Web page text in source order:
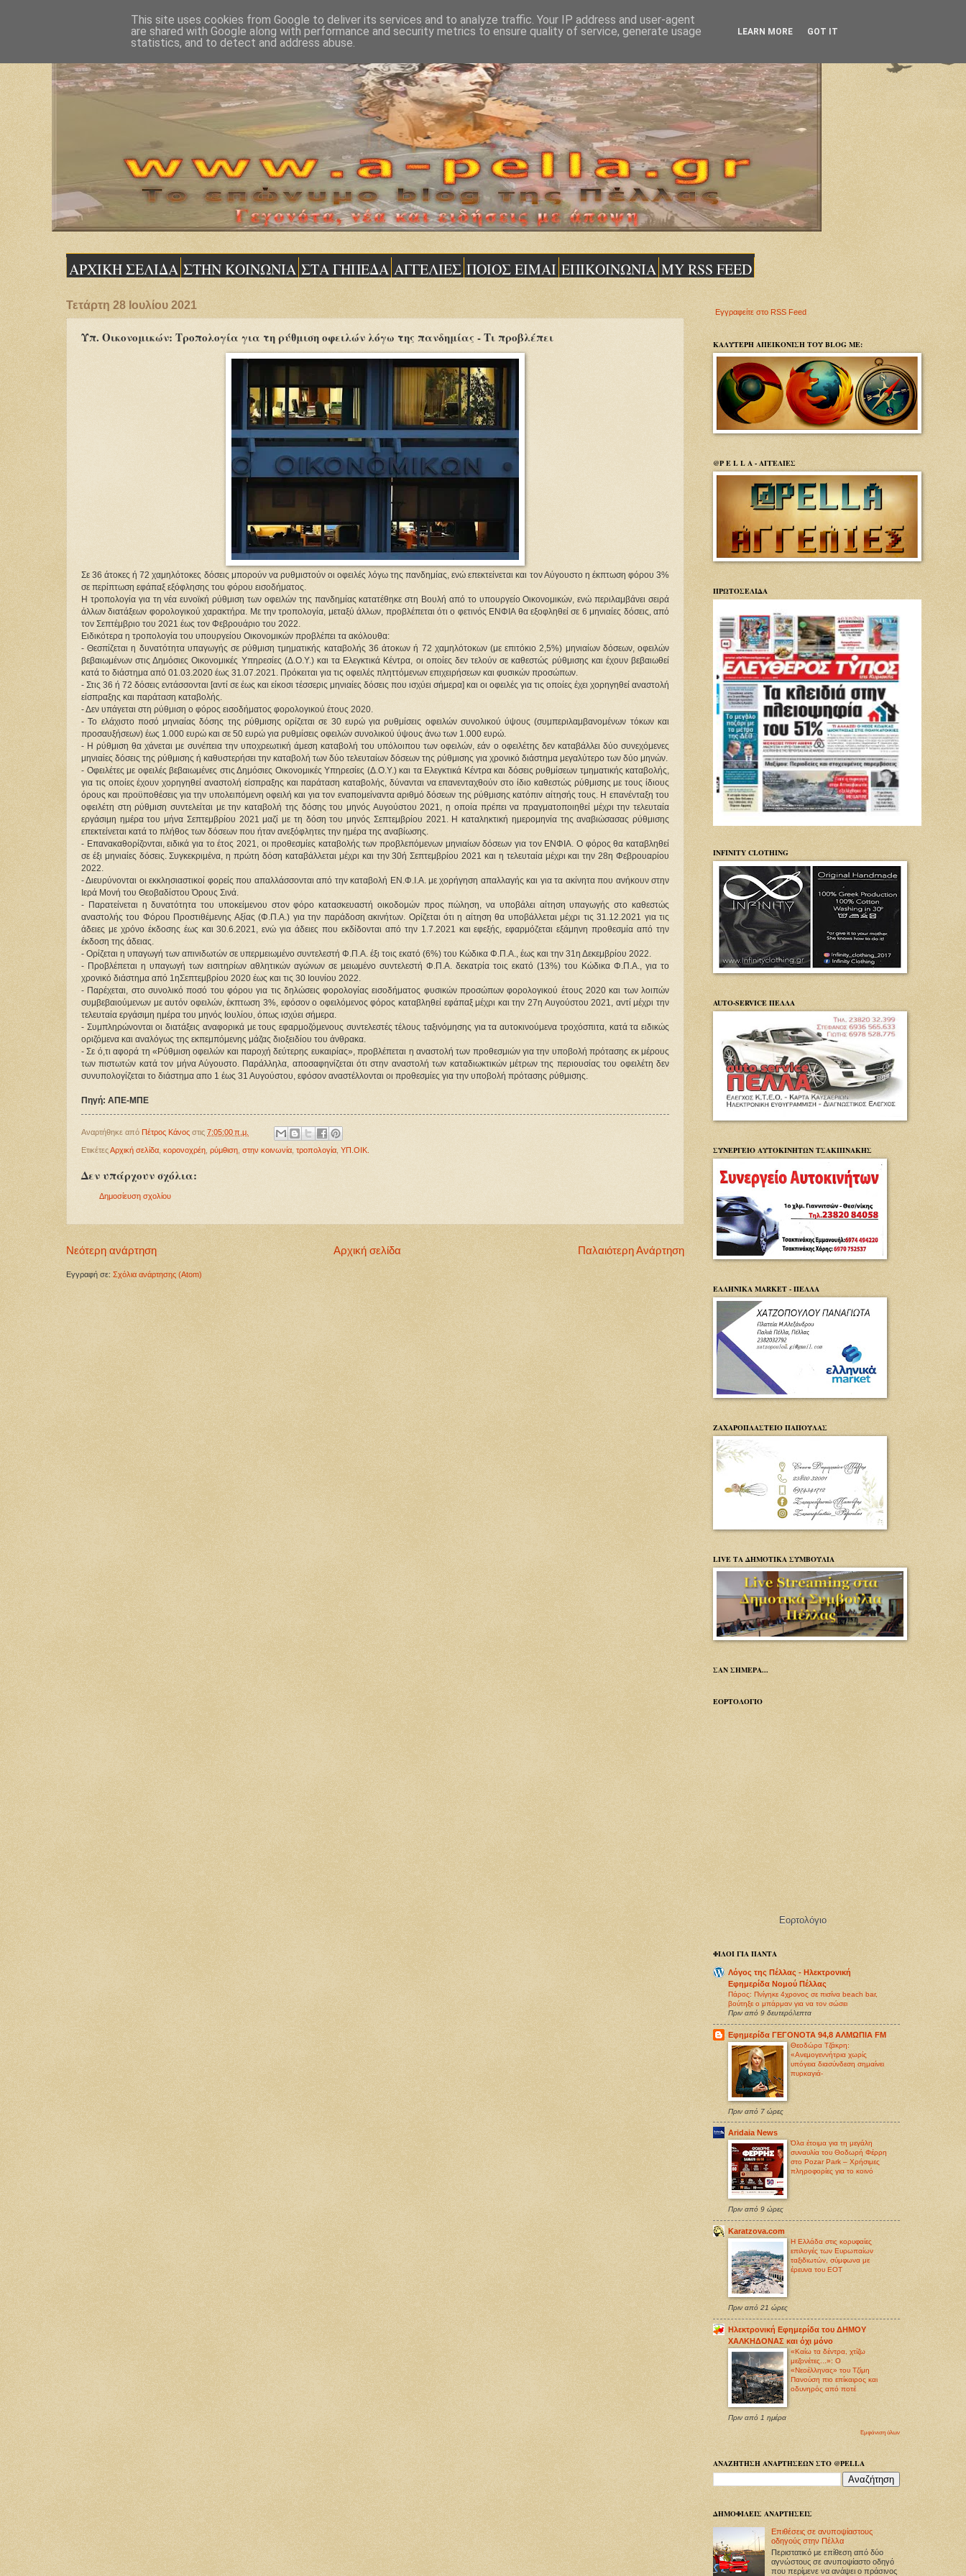
ΑΡΧΙΚΗ ΣΕΛΙΔΑ ΣΤΗΝ ΚΟΙΝΩΝΙΑ ΣΤΑ ΓΗΠΕΔΑ ΑΓΓΕΛΙΕΣ ΠΟΙΟΣ ΕΙΜΑΙ ΕΠΙΚΟΙΝΩΝΙΑ MY RSS FEED
Τετάρτη 28 Ιουλίου 2021
Υπ. Οικονομικών: Τροπολογία για τη ρύθμιση οφειλών λόγω της πανδημίας - Τι προβλέπει
Σε 36 άτοκες ή 72 χαμηλότοκες δόσεις μπορούν να ρυθμιστούν οι οφειλές λόγω της πανδημίας, ενώ επεκτείνεται και τον Αύγουστο η έκπτωση φόρου 3%
σε περίπτωση εφάπαξ εξόφλησης του φόρου εισοδήματος.
Η τροπολογία για τη νέα ευνοϊκή ρύθμιση των οφειλών της πανδημίας κατατέθηκε στη Βουλή από το υπουργείο Οικονομικών, ενώ περιλαμβάνει σειρά
άλλων διατάξεων φορολογικού χαρακτήρα. Με την τροπολογία, μεταξύ άλλων, προβλέπεται ότι ο φετινός ΕΝΦΙΑ θα εξοφληθεί σε 6 μηνιαίες δόσεις, από
τον Σεπτέμβριο του 2021 έως τον Φεβρουάριο του 2022.
Ειδικότερα η τροπολογία του υπουργείου Οικονομικών προβλέπει τα ακόλουθα:
- Θεσπίζεται η δυνατότητα υπαγωγής σε ρύθμιση τμηματικής καταβολής 36 άτοκων ή 72 χαμηλότοκων (με επιτόκιο 2,5%) μηνιαίων δόσεων, οφειλών
βεβαιωμένων στις Δημόσιες Οικονομικές Υπηρεσίες (Δ.Ο.Υ.) και τα Ελεγκτικά Κέντρα, οι οποίες δεν τελούν σε καθεστώς ρύθμισης και έχουν βεβαιωθεί
κατά το διάστημα από 01.03.2020 έως 31.07.2021. Πρόκειται για τις οφειλές πληττόμενων επιχειρήσεων και φυσικών προσώπων.
​- Στις 36 ή 72 δόσεις εντάσσονται [αντί σε έως και είκοσι τέσσερις μηνιαίες δόσεις που ισχύει σήμερα] και οι οφειλές για τις οποίες έχει χορηγηθεί αναστολή
είσπραξης και παράταση καταβολής.
- Δεν υπάγεται στη ρύθμιση ο φόρος εισοδήματος φορολογικού έτους 2020.
- Το ελάχιστο ποσό μηνιαίας δόσης της ρύθμισης ορίζεται σε 30 ευρώ για ρυθμίσεις οφειλών συνολικού ύψους (συμπεριλαμβανομένων τόκων και
προσαυξήσεων) έως 1.000 ευρώ και σε 50 ευρώ για ρυθμίσεις οφειλών συνολικού ύψους άνω των 1.000 ευρώ.
- Η ρύθμιση θα χάνεται με συνέπεια την υποχρεωτική άμεση καταβολή του υπόλοιπου των οφειλών, εάν ο οφειλέτης δεν καταβάλλει δύο συνεχόμενες
μηνιαίες δόσεις της ρύθμισης ή καθυστερήσει την καταβολή των δύο τελευταίων δόσεων της ρύθμισης για χρονικό διάστημα μεγαλύτερο των δύο μηνών.
- Οφειλέτες με οφειλές βεβαιωμένες στις Δημόσιες Οικονομικές Υπηρεσίες (Δ.Ο.Υ.) και τα Ελεγκτικά Κέντρα και δόσεις ρυθμίσεων τμηματικής καταβολής,
για τις οποίες έχουν χορηγηθεί αναστολή είσπραξης και παράταση καταβολής, δύνανται να επανενταχθούν στο ίδιο καθεστώς ρύθμισης με τους ίδιους
όρους και προϋποθέσεις για την υπολειπόμενη οφειλή και για τον εναπομείναντα αριθμό δόσεων της ρύθμισης κατόπιν αίτησής τους. Η επανένταξη του
οφειλέτη στη ρύθμιση συντελείται με την καταβολή της δόσης του μηνός Αυγούστου 2021, η οποία πρέπει να πραγματοποιηθεί μέχρι την τελευταία
εργάσιμη ημέρα του μήνα Σεπτεμβρίου 2021 μαζί με τη δόση του μηνός Σεπτεμβρίου 2021. Η καταληκτική ημερομηνία της αναβιώσασας ρύθμισης
επεκτείνεται κατά το πλήθος των δόσεων που ήταν ανεξόφλητες την ημέρα της αναβίωσης.
- Επανακαθορίζονται, ειδικά για το έτος 2021, οι προθεσμίες καταβολής των προβλεπόμενων μηνιαίων δόσεων για τον ΕΝΦΙΑ. Ο φόρος θα καταβληθεί
σε έξι μηνιαίες δόσεις. Συγκεκριμένα, η πρώτη δόση καταβάλλεται μέχρι και την 30ή Σεπτεμβρίου 2021 και η τελευταία μέχρι και την 28η Φεβρουαρίου
2022.
- Διευρύνονται οι εκκλησιαστικοί φορείς που απαλλάσσονται από την καταβολή ΕΝ.Φ.Ι.Α. με χορήγηση απαλλαγής και για τα ακίνητα που ανήκουν στην
Ιερά Μονή του Θεοβαδίστου Όρους Σινά.
- Παρατείνεται η δυνατότητα του υποκείμενου στον φόρο κατασκευαστή οικοδομών προς πώληση, να υποβάλει αίτηση υπαγωγής στο καθεστώς
αναστολής του Φόρου Προστιθέμενης Αξίας (Φ.Π.Α.) για την παράδοση ακινήτων. Ορίζεται ότι η αίτηση θα υποβάλλεται μέχρι τις 31.12.2021 για τις
άδειες με χρόνο έκδοσης έως και 30.6.2021, ενώ για άδειες που εκδίδονται από την 1.7.2021 και εφεξής, εφαρμόζεται εξάμηνη προθεσμία από την
έκδοση της άδειας.
- Ορίζεται η υπαγωγή των απινιδωτών σε υπερμειωμένο συντελεστή Φ.Π.Α. έξι τοις εκατό (6%) του Κώδικα Φ.Π.Α., έως και την 31η Δεκεμβρίου 2022.
- Προβλέπεται η υπαγωγή των εισιτηρίων αθλητικών αγώνων σε μειωμένο συντελεστή Φ.Π.Α. δεκατρία τοις εκατό (13%) του Κώδικα Φ.Π.Α., για το
χρονικό διάστημα από 1ηΣεπτεμβρίου 2020 έως και τις 30 Ιουνίου 2022.
- Παρέχεται, στο συνολικό ποσό του φόρου για τις δηλώσεις φορολογίας εισοδήματος φυσικών προσώπων φορολογικού έτους 2020 και των λοιπών
συμβεβαιούμενων με αυτόν οφειλών, έκπτωση 3%, εφόσον ο οφειλόμενος φόρος καταβληθεί εφάπαξ μέχρι και την 27η Αυγούστου 2021, αντί μέχρι την
τελευταία εργάσιμη ημέρα του μηνός Ιουλίου, όπως ισχύει σήμερα. ​​​​​ ​​​
- Συμπληρώνονται οι διατάξεις αναφορικά με τους εφαρμοζόμενους συντελεστές τέλους ταξινόμησης για τα αυτοκινούμενα τροχόσπιτα, κατά τα ειδικώς
οριζόμενα και αναλόγως της εκπεμπόμενης μάζας διοξειδίου του άνθρακα.
- Σε ό,τι αφορά τη «Ρύθμιση οφειλών και παροχή δεύτερης ευκαιρίας», προβλέπεται η αναστολή των προθεσμιών για την υποβολή πρότασης εκ μέρους
των πιστωτών κατά τον μήνα Αύγουστο. Παράλληλα, αποσαφηνίζεται ότι στην αναστολή των καταδιωκτικών μέτρων της περιουσίας του οφειλέτη δεν
συνυπολογίζεται το διάστημα απο 1 έως 31 Αυγούστου, εφόσον αναστέλλονται οι προθεσμίες για την υποβολή πρότασης ρύθμισης.
Πηγή: ΑΠΕ-ΜΠΕ
Αναρτήθηκε από Πέτρος Κάνος στις 7:05:00 π.μ.
ΕτικέτεςΑρχική σελίδα κορονοχρέη ρύμθιση στην κοινωνία τροπολογία ΥΠ.ΟΙΚ.
Δεν υπάρχουν σχόλια:
Δημοσίευση σχολίου
Νεότερη ανάρτηση Παλαιότερη Ανάρτηση
Αρχική σελίδα
Εγγραφή σε: Σχόλια ανάρτησης (Atom)
Εγγραφείτε στο RSS Feed
ΚΑΛΥΤΕΡΗ ΑΠΕΙΚΟΝΙΣΗ ΤΟΥ BLOG ΜΕ:
@P E L L A - ΑΓΓΕΛΙΕΣ
ΠΡΩΤΟΣΕΛΙΔΑ
INFINITY CLOTHING
AUTO-SERVICE ΠΕΛΛΑ
ΣΥΝΕΡΓΕΙΟ ΑΥΤΟΚΙΝΗΤΩΝ ΤΣΑΚΠΙΝΑΚΗΣ
ΕΛΛΗΝΙΚΑ MARKET - ΠΕΛΛΑ
ΖΑΧΑΡΟΠΛΑΣΤΕΙΟ ΠΑΠΟΥΛΑΣ
LIVE ΤΑ ΔΗΜΟΤΙΚΑ ΣΥΜΒΟΥΛΙΑ
ΣΑΝ ΣΗΜΕΡΑ...
ΕΟΡΤΟΛΟΓΙΟ
Εορτολόγιο
ΦΙΛΟΙ ΓΙΑ ΠΑΝΤΑ
Λόγος της Πέλλας - Ηλεκτρονική
Εφημερίδα Νομού Πέλλας
Πάρος: Πνίγηκε 4χρονος σε πισίνα beach bar,
βούτηξε ο μπάρμαν για να τον σώσει
Πριν από 9 δευτερόλεπτα
Εφημερίδα ΓΕΓΟΝΟΤΑ 94,8 ΑΛΜΩΠΙΑ FM
Θεοδώρα Τζάκρη:
«Ανεμογεννήτρια χωρίς
υπόγεια διασύνδεση σημαίνει
πυρκαγιά-
Πριν από 7 ώρες
Aridaia News
Όλα έτοιμα για τη μεγάλη
συναυλία του Θοδωρή Φέρρη
στο Pozar Park – Χρήσιμες
πληροφορίες για το κοινό
Πριν από 9 ώρες
Karatzova.com
Η Ελλάδα στις κορυφαίες
επιλογές των Ευρωπαίων
ταξιδιωτών, σύμφωνα με
έρευνα του ΕΟΤ
Πριν από 21 ώρες
Ηλεκτρονική Εφημερίδα του ΔΗΜΟΥ
ΧΑΛΚΗΔΟΝΑΣ και όχι μόνο
«Καίω τα δέντρα, χτίζω
μεζονέτες...»: Ο
«Νεοέλληνας» του Τζίμη
Πανούση πιο επίκαιρος και
οδυνηρός από ποτέ
Πριν από 1 ημέρα
Εμφάνιση όλων
ΑΝΑΖΗΤΗΣΗ ΑΝΑΡΤΗΣΕΩΝ ΣΤΟ @PELLA
ΔΗΜΟΦΙΛΕΙΣ ΑΝΑΡΤΗΣΕΙΣ
Επιθέσεις σε ανυποψίαστους
οδηγούς στην Πέλλα
Περιστατικό με επίθεση από δύο
αγνώστους σε ανυποψίαστο οδηγό
που περίμενε να ανάψει ο πράσινος
This site uses cookies from Google to deliver its services and to analyze traffic. Your IP address and user-agent
are shared with Google along with performance and security metrics to ensure quality of service, generate usage
statistics, and to detect and address abuse.
LEARN MORE GOT IT